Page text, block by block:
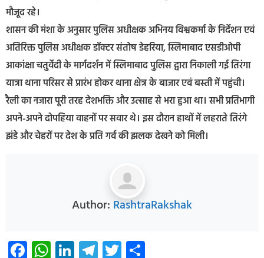
मौजूद रहे।
शासन की मंशा के अनुसार पुलिस अधीक्षक अभिनय विश्वकर्मा के निर्देशन एवं
अतिरिक्त पुलिस अधीक्षक डॉक्टर संतोष डेहरिया, स्लिमाबाद एसडीओपी
आकांक्षा चतुर्वेदी के मार्गदर्शन में स्लिमाबाद पुलिस द्वारा निकाली गई तिरंगा
यात्रा थाना परिसर से प्रारंभ होकर थाना क्षेत्र के बाजार एवं बस्ती में पहुंची।
रैली का नजारा पूरी तरह देशभक्ति और उत्साह से भरा हुआ था। सभी प्रतिभागी
अपने-अपने दोपहिया वाहनों पर सवार थे। इस दौरान हाथों में लहराते तिरंगे
झंडे और चेहरों पर देश के प्रति गर्व की झलक देखने को मिली।
Author: RashtraRakshak
Facebook
WhatsApp
LinkedIn
Telegram
Twitter